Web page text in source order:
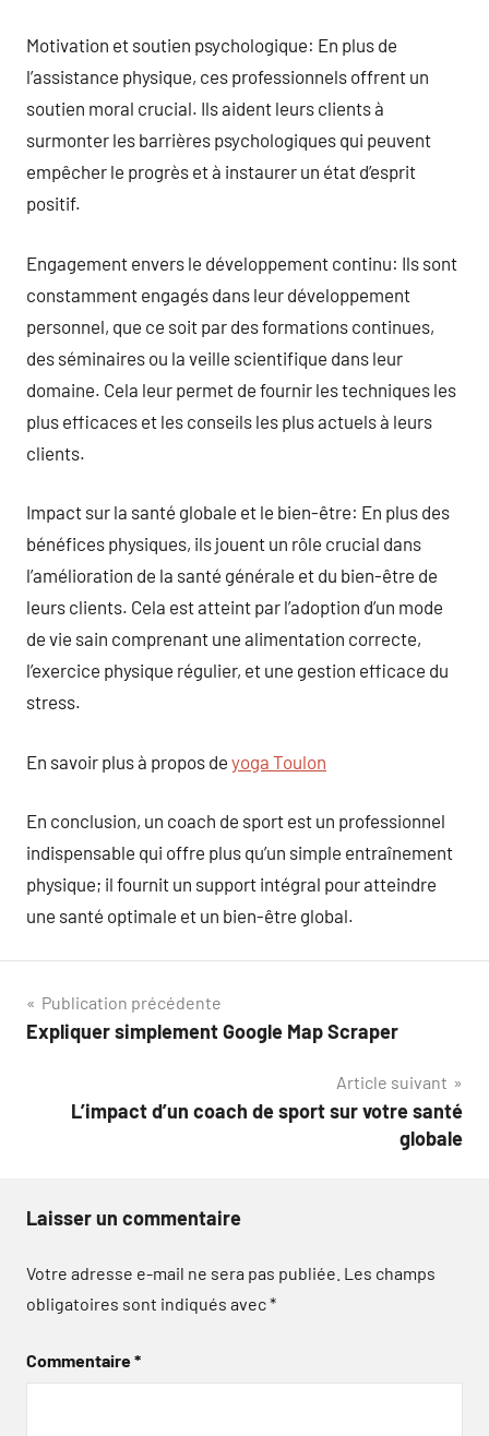
Motivation et soutien psychologique: En plus de
l’assistance physique, ces professionnels offrent un
soutien moral crucial. Ils aident leurs clients à
surmonter les barrières psychologiques qui peuvent
empêcher le progrès et à instaurer un état d’esprit
positif.
Engagement envers le développement continu: Ils sont
constamment engagés dans leur développement
personnel, que ce soit par des formations continues,
des séminaires ou la veille scientifique dans leur
domaine. Cela leur permet de fournir les techniques les
plus efficaces et les conseils les plus actuels à leurs
clients.
Impact sur la santé globale et le bien-être: En plus des
bénéfices physiques, ils jouent un rôle crucial dans
l’amélioration de la santé générale et du bien-être de
leurs clients. Cela est atteint par l’adoption d’un mode
de vie sain comprenant une alimentation correcte,
l’exercice physique régulier, et une gestion efficace du
stress.
En savoir plus à propos de yoga Toulon
En conclusion, un coach de sport est un professionnel
indispensable qui offre plus qu’un simple entraînement
physique; il fournit un support intégral pour atteindre
une santé optimale et un bien-être global.
Navigation
de
Publication précédente
Expliquer simplement Google Map Scraper
Article suivant
L’impact d’un coach de sport sur votre santé
globale
Laisser un commentaire
Votre adresse e-mail ne sera pas publiée. Les champs
obligatoires sont indiqués avec*
Commentaire*